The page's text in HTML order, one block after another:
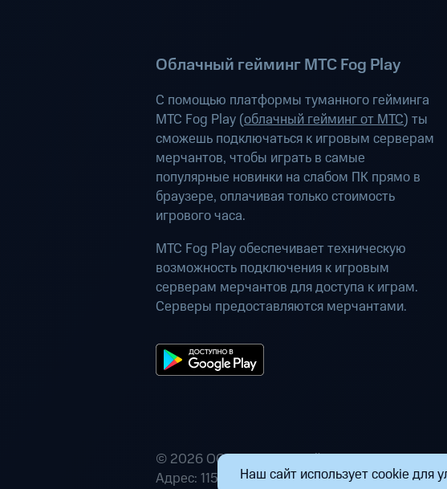
Наш сайт использует cookie для
Облачный гейминг МТС Fog Play
С помощью платформы туманного гейминга
МТС Fog Play (облачный гейминг от МТС) ты
сможешь подключаться к игровым серверам
мерчантов, чтобы играть в самые
популярные новинки на слабом ПК прямо в
браузере, оплачивая только стоимость
игрового часа.
МТС Fog Play обеспечивает техническую
возможность подключения к игровым
серверам мерчантов для доступа к играм.
Серверы предоставляются мерчантами.
© 2026 ООО «Маркетплейс распределенных
Адрес: 115432, г. Москва, пр-кт Андропова, д.